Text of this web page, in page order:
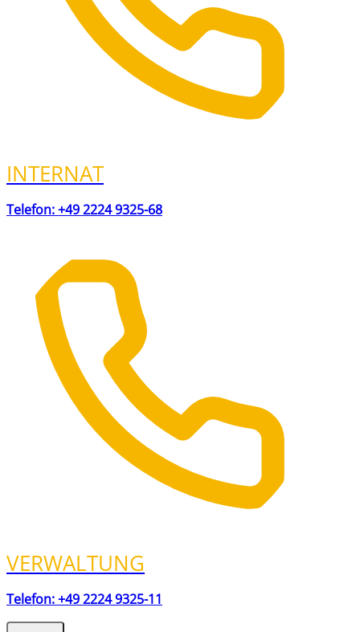
INTERNAT
Telefon: +49 2224 9325-68
VERWALTUNG
Telefon: +49 2224 9325-11